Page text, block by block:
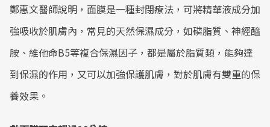
鄭惠文醫師說明，面膜是一種封閉療法，可將精華液成分加
強吸收於肌膚內，常見的天然保濕成分，如磷脂質、神經醯
胺、維他命B5等複合保濕因子，都是屬於脂質類，能夠達
到保濕的作用，又可以加強保護肌膚，對於肌膚有雙重的保
養效果。